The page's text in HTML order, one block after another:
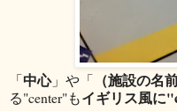
「中心」や「 （施設の名
る"center"もイギリス風に